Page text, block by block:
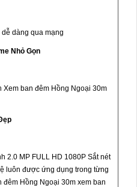
dàng qua mạng
Nhỏ Gọn
Xem ban đêm Hồng Ngoại 30m
2.0 MP FULL HD 1080P Sắt nét
luôn được ứng dụng trong từng
Hồng Ngoại 30m xem ban